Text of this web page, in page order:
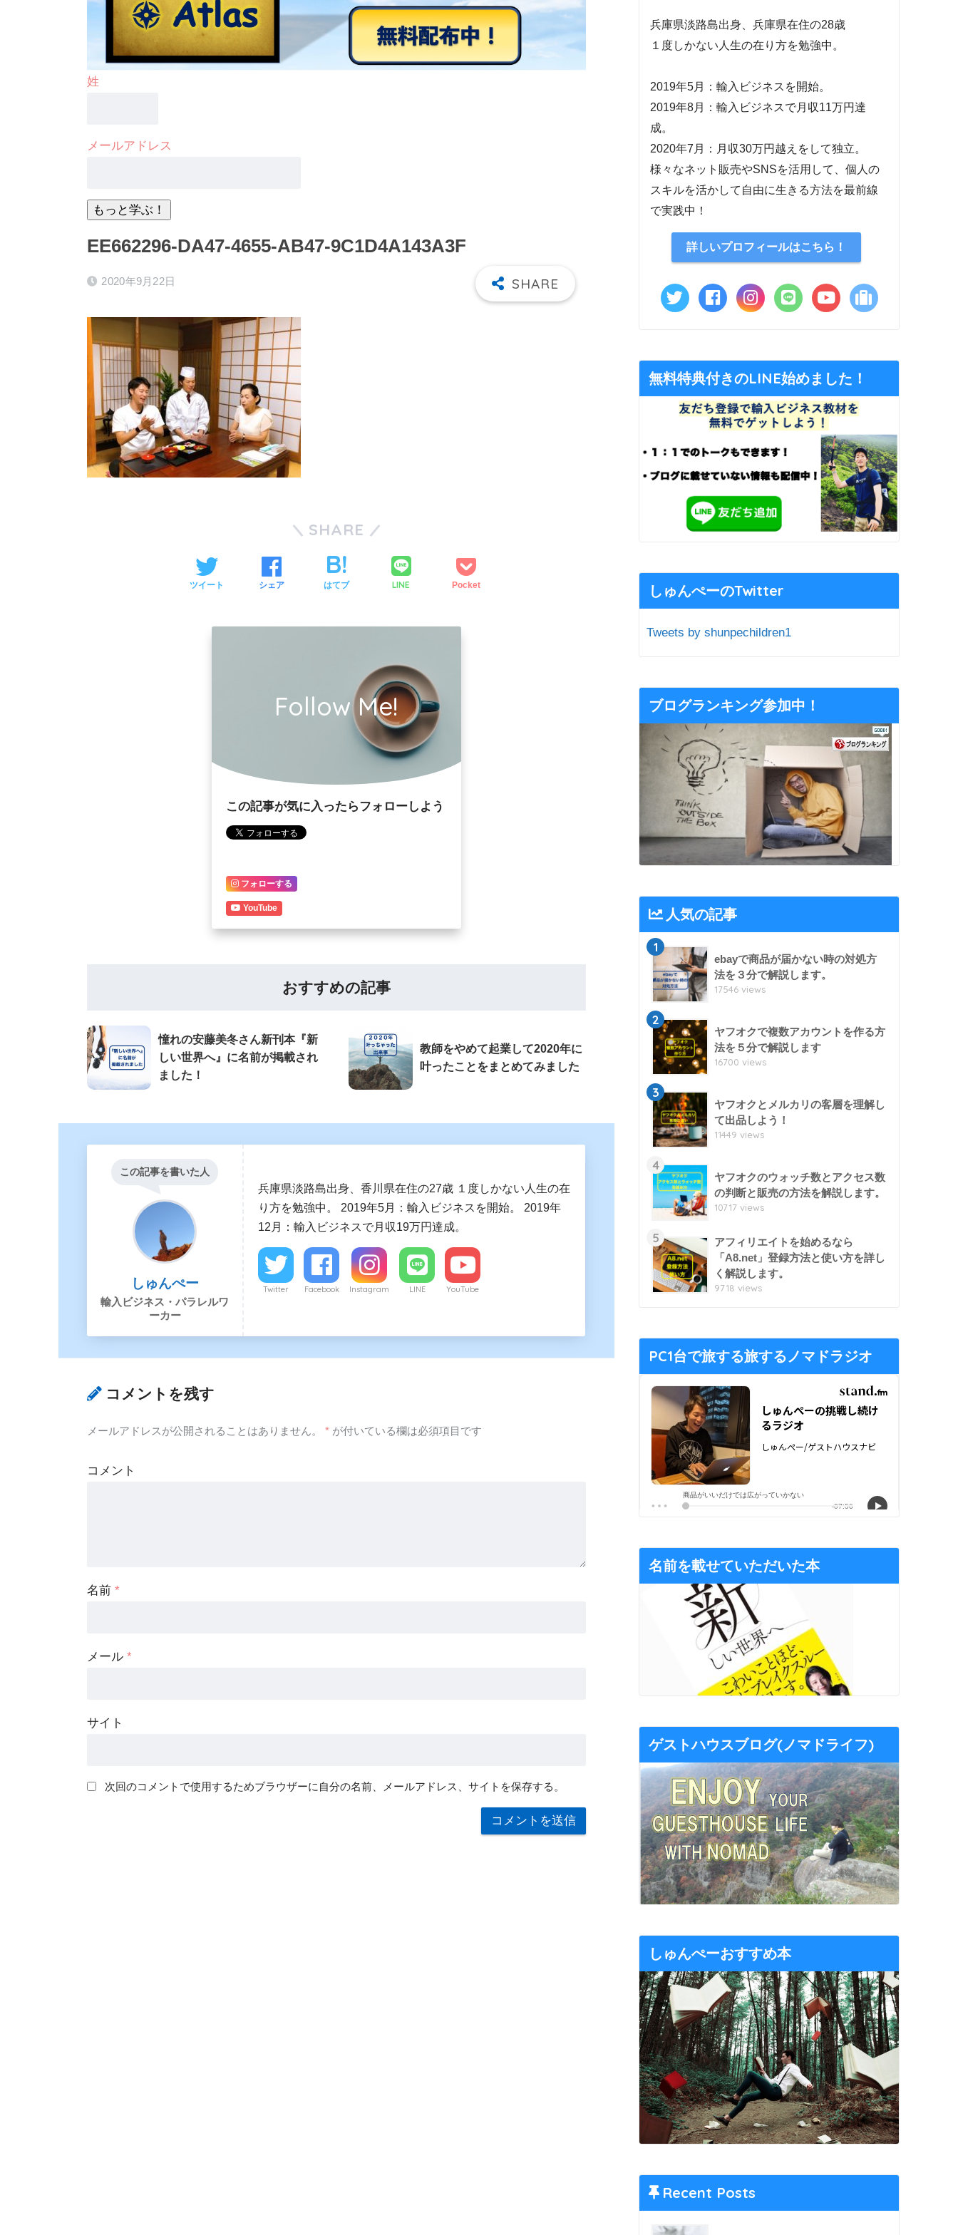
姓
メールアドレス
EE662296-DA47-4655-AB47-9C1D4A143A3F
2020年9月22日
SHARE
ツイート シェア はてブ LINE Pocket
Follow Me!
この記事が気に入ったらフォローしよう
フォローする
YouTube
おすすめの記事
憧れの安藤美冬さん新刊本『新
しい世界へ』に名前が掲載され
ました！
教師をやめて起業して2020年に
叶ったことをまとめてみました
この記事を書いた人
しゅんぺー
輸入ビジネス・パラレルワ
ーカー
兵庫県淡路島出身、香川県在住の27歳 １度しかない人生の在
り方を勉強中。 2019年5月：輸入ビジネスを開始。 2019年
12月：輸入ビジネスで月収19万円達成。
Twitter Facebook Instagram LINE YouTube
コメントを残す
メールアドレスが公開されることはありません。 * が付いている欄は必須項目です
コメント
名前 *
メール *
サイト
次回のコメントで使用するためブラウザーに自分の名前、メールアドレス、サイトを保存する。
兵庫県淡路島出身、兵庫県在住の28歳
１度しかない人生の在り方を勉強中。
2019年5月：輸入ビジネスを開始。
2019年8月：輸入ビジネスで月収11万円達
成。
2020年7月：月収30万円越えをして独立。
様々なネット販売やSNSを活用して、個人の
スキルを活かして自由に生きる方法を最前線
で実践中！
詳しいプロフィールはこちら！
無料特典付きのLINE始めました！
しゅんぺーのTwitter
Tweets by shunpechildren1
ブログランキング参加中！
人気の記事
1
ebayで商品が届かない時の対処方
法を３分で解説します。
17546 views
2
ヤフオクで複数アカウントを作る方
法を５分で解説します
16700 views
3
ヤフオクとメルカリの客層を理解し
て出品しよう！
11449 views
4
ヤフオクのウォッチ数とアクセス数
の判断と販売の方法を解説します。
10717 views
5
アフィリエイトを始めるなら
「A8.net」登録方法と使い方を詳し
く解説します。
9718 views
PC1台で旅する旅するノマドラジオ
名前を載せていただいた本
ゲストハウスブログ(ノマドライフ)
しゅんぺーおすすめ本
Recent Posts